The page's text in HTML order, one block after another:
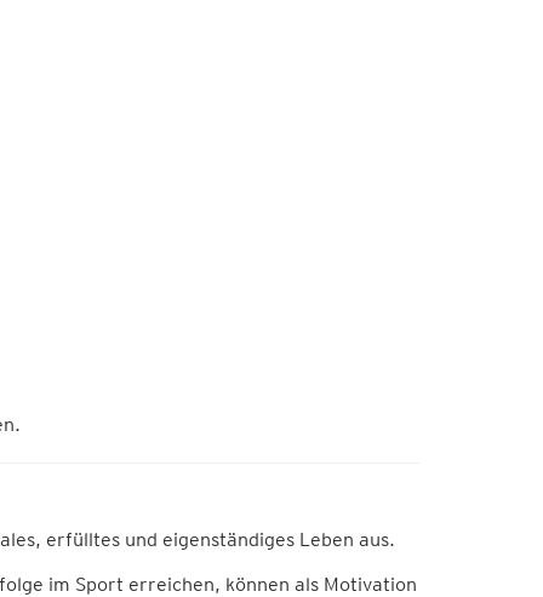
erfülltes und eigenständiges Leben aus.
im Sport erreichen, können als Motivation